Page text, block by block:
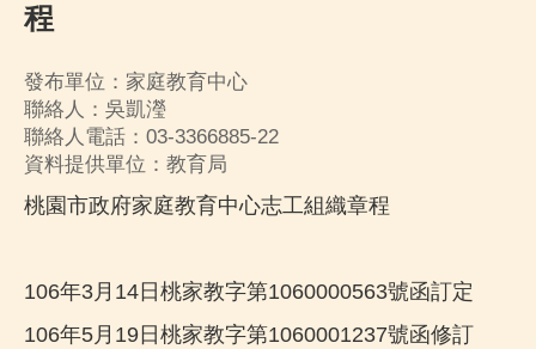
程
發布單位：家庭教育中心
聯絡人：吳凱瀅
聯絡人電話：03-3366885-22
資料提供單位：教育局
桃園市政府家庭教育中心志工組織章程
106年3月14日桃家教字第1060000563號函訂定
106年5月19日桃家教字第1060001237號函修訂